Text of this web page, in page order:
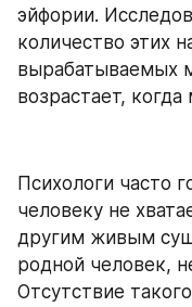
эйфории.
количество этих
вырабатываемых
возрастает,
Психологи часто
человеку не
другим живым
родной человек,
Отсутствие